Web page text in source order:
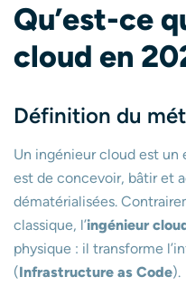
Qu’est-ce
cloud en
Définition du
Un ingénieur cloud est
est de concevoir, bâtir et
dématérialisées.
classique, l’ingénieur
physique : il transforme
(Infrastructure as Code).